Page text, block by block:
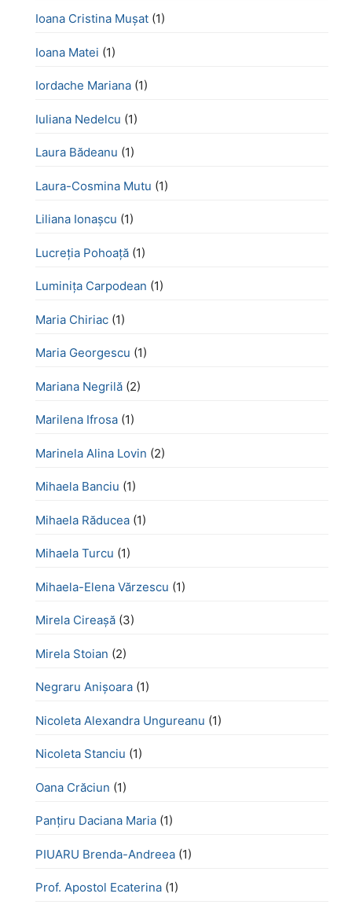
Ioana Cristina Mușat (1)
Ioana Matei (1)
Iordache Mariana (1)
Iuliana Nedelcu (1)
Laura Bădeanu (1)
Laura-Cosmina Mutu (1)
Liliana Ionașcu (1)
Lucreţia Pohoaţă (1)
Luminița Carpodean (1)
Maria Chiriac (1)
Maria Georgescu (1)
Mariana Negrilă (2)
Marilena Ifrosa (1)
Marinela Alina Lovin (2)
Mihaela Banciu (1)
Mihaela Răducea (1)
Mihaela Turcu (1)
Mihaela-Elena Vărzescu (1)
Mirela Cireașă (3)
Mirela Stoian (2)
Negraru Anișoara (1)
Nicoleta Alexandra Ungureanu (1)
Nicoleta Stanciu (1)
Oana Crăciun (1)
Panțiru Daciana Maria (1)
PIUARU Brenda-Andreea (1)
Prof. Apostol Ecaterina (1)